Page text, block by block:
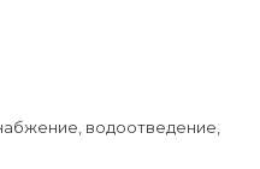
водоотведение,